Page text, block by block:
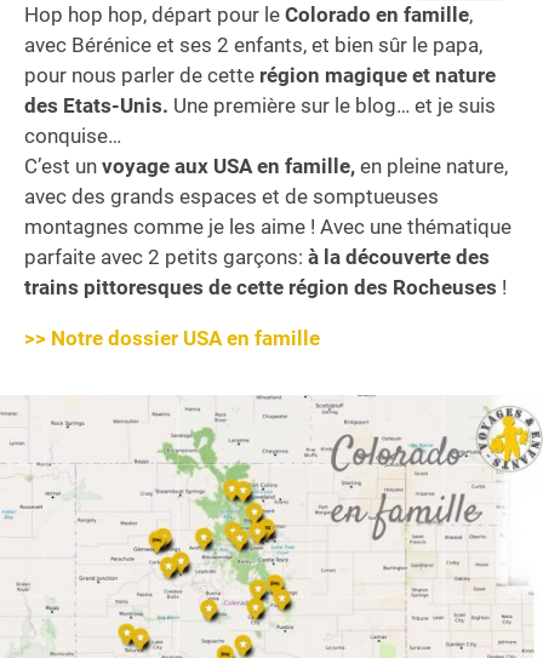
Hop hop hop, départ pour le Colorado en famille,
avec Bérénice et ses 2 enfants, et bien sûr le papa,
pour nous parler de cette région magique et nature
des Etats-Unis. Une première sur le blog… et je suis
conquise…
C’est un voyage aux USA en famille, en pleine nature,
avec des grands espaces et de somptueuses
montagnes comme je les aime ! Avec une thématique
parfaite avec 2 petits garçons: à la découverte des
trains pittoresques de cette région des Rocheuses !
>> Notre dossier USA en famille